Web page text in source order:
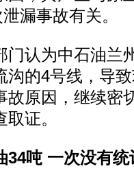
漏事故有关。
认为中石油兰
沟的4号线，导
故原因，继续密
证。
34吨 一次没有统